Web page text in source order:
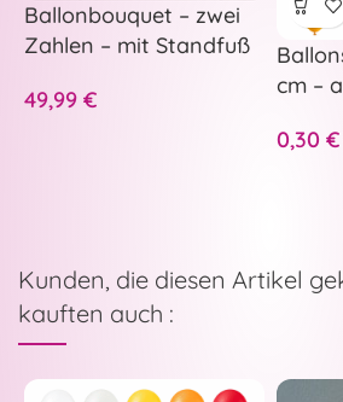
Ballonbouquet – zwei
Zahlen – mit Standfuß
49,99 €
cm –
0,30 €
Kunden, die diesen Artikel
kauften auch :